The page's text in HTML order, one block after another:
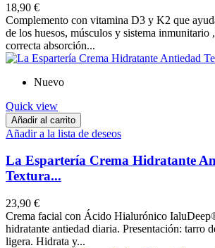
18,90 €
Complemento con vitamina D3 y K2 que
de los huesos, músculos y sistema inmunitario
correcta absorción...
Nuevo
Quick view
Añadir al carrito
Añadir a la lista de deseos
La Espartería Crema Hidratante
Textura...
23,90 €
Crema facial con Ácido Hialurónico
hidratante antiedad diaria. Presentación: tarro
ligera. Hidrata y...